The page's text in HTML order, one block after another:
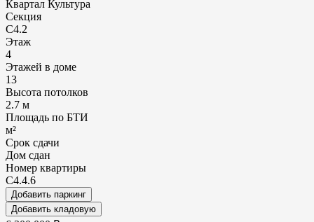
Квартал Культура
Секция
С4.2
Этаж
4
Этажей в доме
13
Высота потолков
2.7 м
Площадь по БТИ
м²
Срок сдачи
Дом сдан
Номер квартиры
С4.4.6
Добавить паркинг
Добавить кладовую